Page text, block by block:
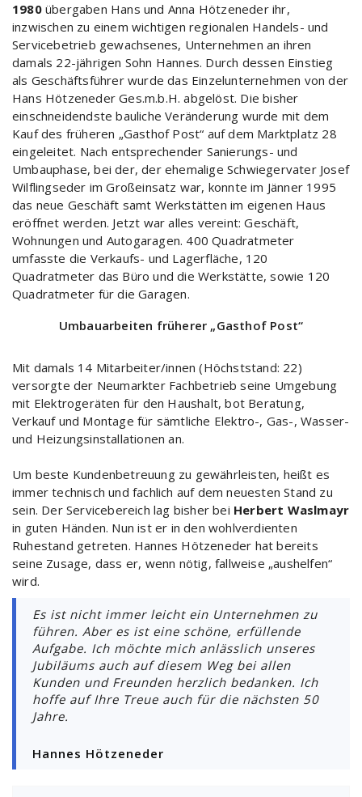
1980übergaben Hans und Anna Hötzeneder ihr,
inzwischen zu einem wichtigen regionalen Handels- und
Servicebetrieb gewachsenes, Unternehmen an ihren
damals 22-jährigen Sohn Hannes. Durch dessen Einstieg
als Geschäftsführer wurde das Einzelunternehmen von der
Hans Hötzeneder Ges.m.b.H. abgelöst. Die bisher
einschneidendste bauliche Veränderung wurde mit dem
Kauf des früheren „Gasthof Post“ auf dem Marktplatz 28
eingeleitet. Nach entsprechender Sanierungs- und
Umbauphase, bei der, der ehemalige Schwiegervater Josef
Wilflingseder im Großeinsatz war, konnte im Jänner 1995
das neue Geschäft samt Werkstätten im eigenen Haus
eröffnet werden. Jetzt war alles vereint: Geschäft,
Wohnungen und Autogaragen. 400 Quadratmeter
umfasste die Verkaufs- und Lagerfläche, 120
Quadratmeter das Büro und die Werkstätte, sowie 120
Quadratmeter für die Garagen.
Umbauarbeiten früherer „Gasthof Post“
Mit damals 14 Mitarbeiter/innen (Höchststand: 22)
versorgte der Neumarkter Fachbetrieb seine Umgebung
mit Elektrogeräten für den Haushalt, bot Beratung,
Verkauf und Montage für sämtliche Elektro-, Gas-, Wasser-
und Heizungsinstallationen an.
Um beste Kundenbetreuung zu gewährleisten, heißt es
immer technisch und fachlich auf dem neuesten Stand zu
sein. Der Servicebereich lag bisher bei Herbert Waslmayr
in guten Händen. Nun ist er in den wohlverdienten
Ruhestand getreten. Hannes Hötzeneder hat bereits
seine Zusage, dass er, wenn nötig, fallweise „aushelfen“
wird.
Es ist nicht immer leicht ein Unternehmen zu
führen. Aber es ist eine schöne, erfüllende
Aufgabe. Ich möchte mich anlässlich unseres
Jubiläums auch auf diesem Weg bei allen
Kunden und Freunden herzlich bedanken. Ich
hoffe auf Ihre Treue auch für die nächsten 50
Jahre.
Hannes Hötzeneder